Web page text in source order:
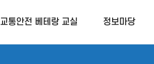
교통안전 베테랑 교실 정보마당